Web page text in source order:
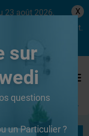
23 août 2026.
dès le lundi 24 août.
X
Se connecter
sur
questions
un Particulier ?